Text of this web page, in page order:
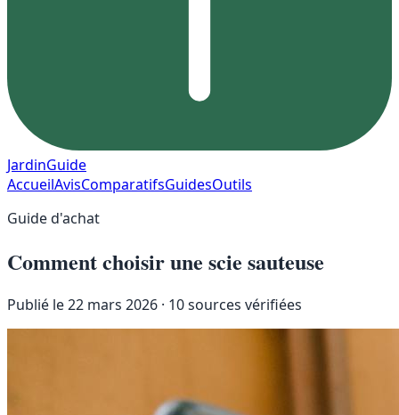
JardinGuide
AccueilAvisComparatifsGuidesOutils
Guide d'achat
Comment choisir une scie sauteuse
Publié le 22 mars 2026 · 10 sources vérifiées